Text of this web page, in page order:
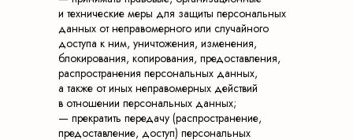
и технические меры для защиты персональных
данных от неправомерного или случайного
доступа к ним, уничтожения, изменения,
блокирования, копирования, предоставления,
распространения персональных данных,
а также от иных неправомерных действий
в отношении персональных данных;
— прекратить передачу (распространение,
предоставление, доступ) персональных